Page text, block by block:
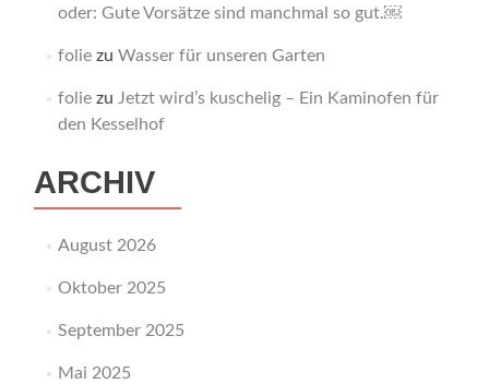
oder: Gute Vorsätze sind manchmal so gut.￼
foliezu Wasser für unseren Garten
foliezu Jetzt wird’s kuschelig – Ein Kaminofen für
den Kesselhof
ARCHIV
August 2026
Oktober 2025
September 2025
Mai 2025